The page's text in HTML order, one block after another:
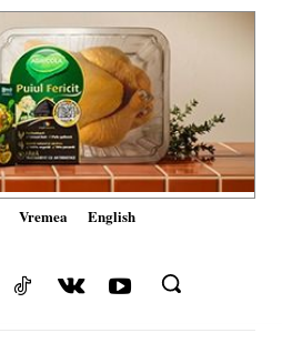
Vremea English